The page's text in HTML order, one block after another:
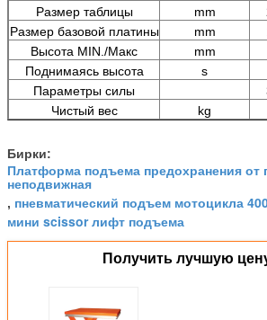
Размер таблицы mm
Размер базовой платины
mm
Высота MIN./Макс
mm
Поднимаясь высота
s
Параметры силы
Чистый вес
kg
Бирки:
Платформа подъема предохранения от
неподвижная
, пневматический подъем мотоцикла
мини scissor лифт подъема
Получить лучшую